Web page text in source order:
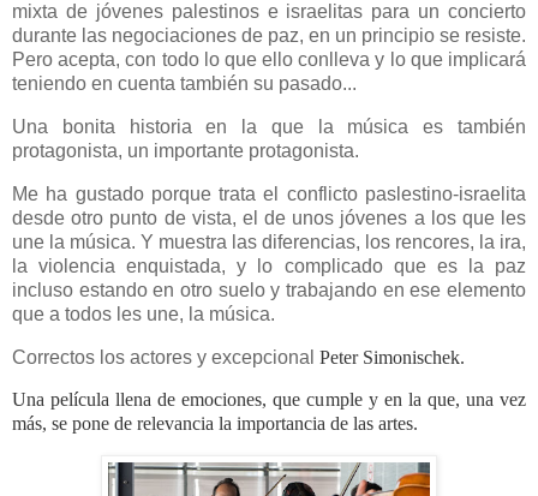
mixta de jóvenes palestinos e israelitas para un concierto
durante las negociaciones de paz, en un principio se resiste.
Pero acepta, con todo lo que ello conlleva y lo que implicará
teniendo en cuenta también su pasado...
Una bonita historia en la que la música es también
protagonista, un importante protagonista.
Me ha gustado porque trata el conflicto paslestino-israelita
desde otro punto de vista, el de unos jóvenes a los que les
une la música. Y muestra las diferencias, los rencores, la ira,
la violencia enquistada, y lo complicado que es la paz
incluso estando en otro suelo y trabajando en ese elemento
que a todos les une, la música.
Correctos los actores y excepcional Peter Simonischek.
Una película llena de emociones, que cumple y en la que, una vez
más, se pone de relevancia la importancia de las artes.